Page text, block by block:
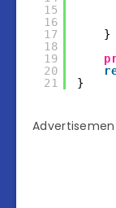
15
16
17
18
19
20
21
}
}